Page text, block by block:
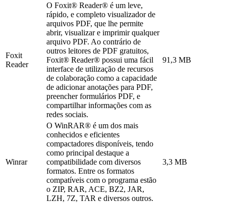
Foxit
Reader
O Foxit® Reader® é um leve,
rápido, e completo visualizador de
arquivos PDF, que lhe permite
abrir, visualizar e imprimir qualquer
arquivo PDF. Ao contrário de
outros leitores de PDF gratuitos,
Foxit® Reader® possui uma fácil
interface de utilização de recursos
de colaboração como a capacidade
de adicionar anotações para PDF,
preencher formulários PDF, e
compartilhar informações com as
redes sociais.
91,3 MB
Winrar
O WinRAR® é um dos mais
conhecidos e eficientes
compactadores disponíveis, tendo
como principal destaque a
compatibilidade com diversos
formatos. Entre os formatos
compatíveis com o programa estão
o ZIP, RAR, ACE, BZ2, JAR,
LZH, 7Z, TAR e diversos outros.
3,3 MB